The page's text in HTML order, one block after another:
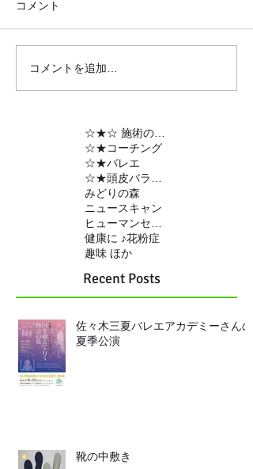
コメント
コメントを追加…
☆★コーチング
☆★バレエ
みどりの森
ニュースキャン
健康に ♪花粉症
趣味 ほか
Recent Posts
佐々木三夏バレエアカデミーさんの
夏季公演
靴の中敷き